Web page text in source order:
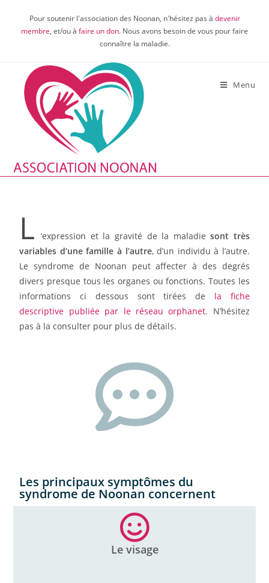
Pour soutenir l'association des Noonan, n'hésitez pas à devenir
membre, et/ou à faire un don. Nous avons besoin de vous pour faire
connaître la maladie.
Menu
L ’expression et la gravité de la maladiesont très
variables d’une famille à l’autre, d’un individu à l’autre.
Le syndrome de Noonan peut affecter à des degrés
divers presque tous les organes ou fonctions. Toutes les
informations ci dessous sont tirées de la fiche
descriptive publiée par le réseau orphanet. N’hésitez
pas à la consulter pour plus de détails.
Les principaux symptômes du
syndrome de Noonan concernent
Le visage